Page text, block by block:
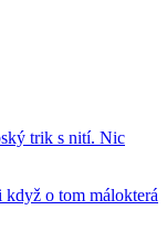
trik s nití. Nic
o tom málokterá